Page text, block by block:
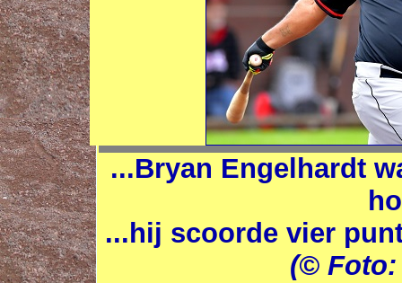
...Bryan Engelhardt
...hij scoorde vier
(©